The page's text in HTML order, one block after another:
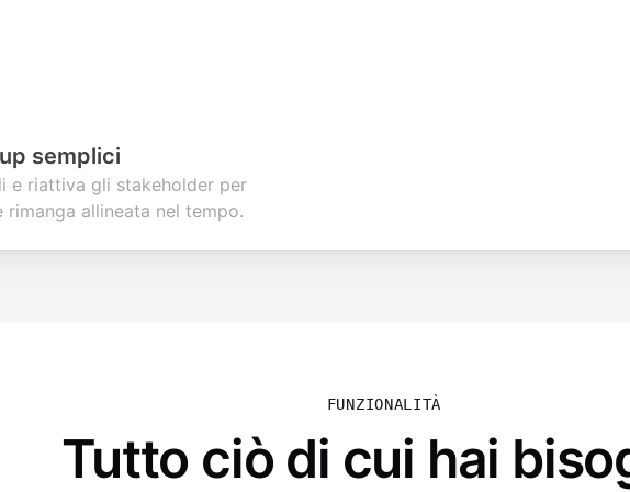
semplici
e riattiva gli stakeholder per
allineata nel tempo.
FUNZIONALITÀ
Tutto ciò di cui hai